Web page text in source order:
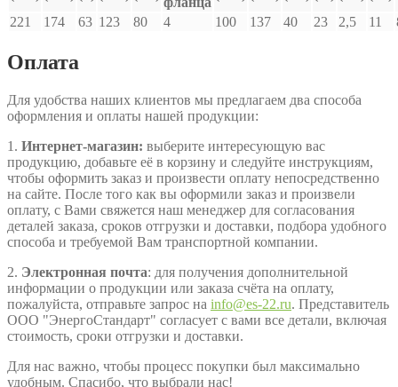
221
174 63 123 80 4 100 137 40 23 2,5 11
Оплата
Для удобства наших клиентов мы предлагаем два способа
оформления и оплаты нашей продукции:
1. Интернет-магазин: выберите интересующую вас
продукцию, добавьте её в корзину и следуйте инструкциям,
чтобы оформить заказ и произвести оплату непосредственно
на сайте. После того как вы оформили заказ и произвели
оплату, с Вами свяжется наш менеджер для согласования
деталей заказа, сроков отгрузки и доставки, подбора удобного
способа и требуемой Вам транспортной компании.
2. Электронная почта: для получения дополнительной
информации о продукции или заказа счёта на оплату,
пожалуйста, отправьте запрос на info@es-22.ru. Представитель
ООО "ЭнергоСтандарт" согласует с вами все детали, включая
стоимость, сроки отгрузки и доставки.
Для нас важно, чтобы процесс покупки был максимально
удобным. Спасибо, что выбрали нас!